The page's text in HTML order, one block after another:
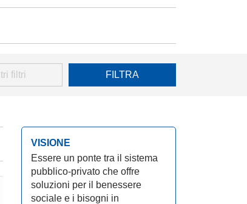
filtri FILTRA
VISIONE
Essere un ponte tra il sistema
pubblico-privato che offre
soluzioni per il benessere
sociale e i bisogni in